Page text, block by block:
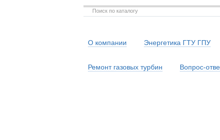
О компании Энергетика ГТУ ГПУ
Ремонт газовых турбин Вопрос-